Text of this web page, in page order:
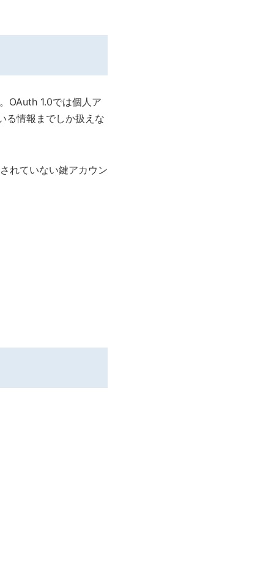
OAuth 1.0では個人ア
る情報までしか扱えな
れていない鍵アカウン